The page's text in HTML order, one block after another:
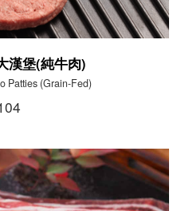
漢堡(純牛肉)
Patties (Grain-Fed)